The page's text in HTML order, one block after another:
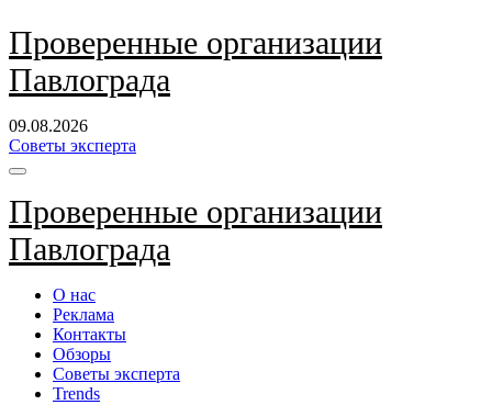
Перейти
к
содержанию
Проверенные организации
Павлограда
09.08.2026
Советы эксперта
Проверенные организации
Павлограда
О нас
Реклама
Контакты
Обзоры
Советы эксперта
Trends